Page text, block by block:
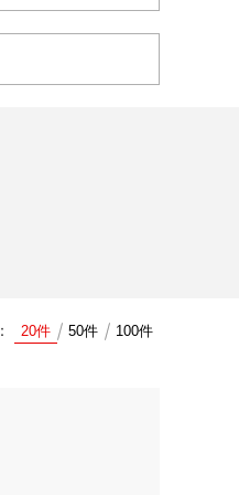
20件 50件 100件